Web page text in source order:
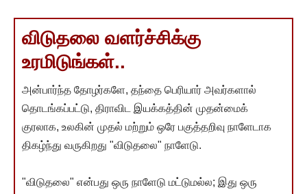
விடுதலை வளர்ச்சிக்கு
உரமிடுங்கள்..
அன்பார்ந்த தோழர்களே, தந்தை பெரியார் அவர்களால்
தொடங்கப்பட்டு, திராவிட இயக்கத்தின் முதன்மைக்
குரலாக, உலகின் முதல் மற்றும் ஒரே பகுத்தறிவு நாளேடாக
திகழ்ந்து வருகிறது "விடுதலை" நாளேடு.
"விடுதலை" என்பது ஒரு நாளேடு மட்டுமல்ல; இது ஒரு